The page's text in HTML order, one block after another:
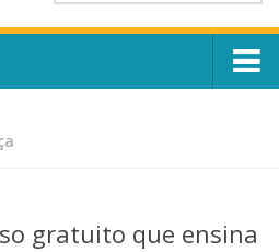
OUVIDORIA
CONTATO
gratuito que ensina